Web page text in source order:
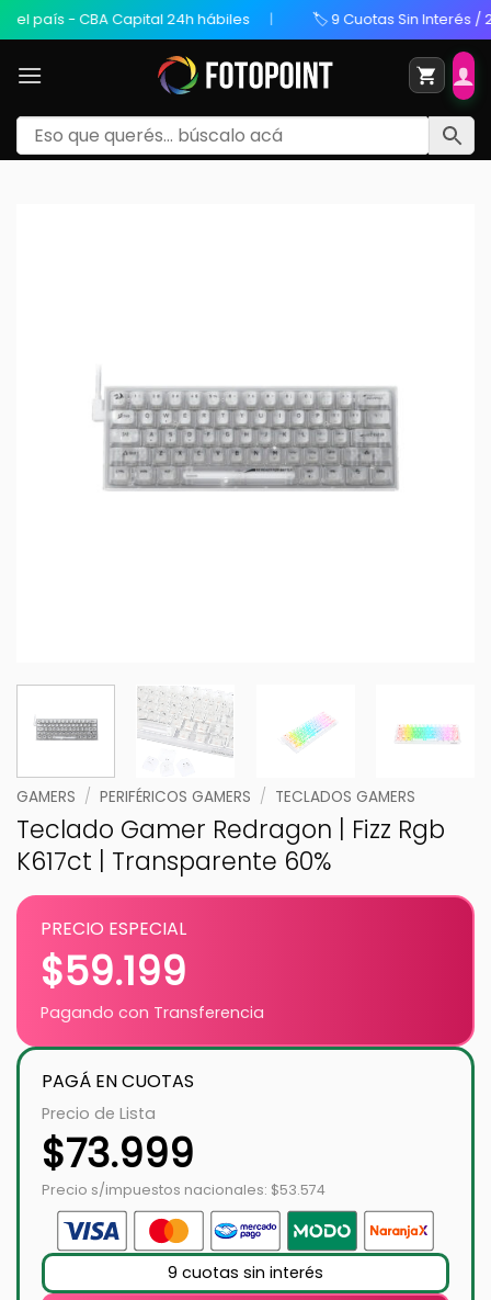
- CBA Capital 24h hábiles 🏷️ 9 Cuotas Sin Interés / 20%
GAMERS / PERIFÉRICOS GAMERS / TECLADOS GAMERS
Teclado Gamer Redragon | Fizz Rgb
K617ct | Transparente 60%
PRECIO ESPECIAL
$59.199
Pagando con Transferencia
PAGÁ EN CUOTAS
Precio de Lista
$73.999
Precio s/impuestos nacionales: $53.574
9 cuotas sin interés